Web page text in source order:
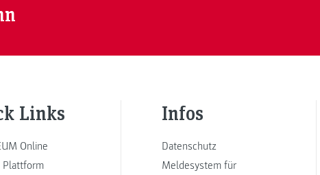
Links
Online
Infos
Datenschutz
Meldesystem für